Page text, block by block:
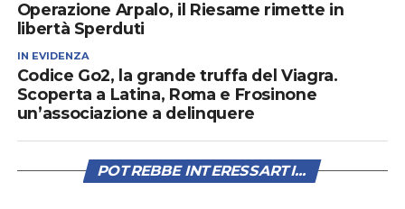
Operazione Arpalo, il Riesame rimette in
libertà Sperduti
IN EVIDENZA
Codice Go2, la grande truffa del Viagra.
Scoperta a Latina, Roma e Frosinone
un’associazione a delinquere
POTREBBE INTERESSARTI...